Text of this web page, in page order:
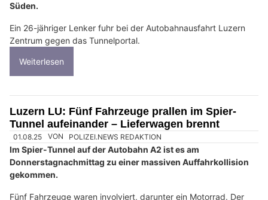
Süden.
Ein 26-jähriger Lenker fuhr bei der Autobahnausfahrt Luzern
Zentrum gegen das Tunnelportal.
Weiterlesen
Luzern LU: Fünf Fahrzeuge prallen im Spier-
Tunnel aufeinander – Lieferwagen brennt
01.08.25 VON POLIZEI.NEWS REDAKTION
Im Spier-Tunnel auf der Autobahn A2 ist es am
Donnerstagnachmittag zu einer massiven Auffahrkollision
gekommen.
Fünf Fahrzeuge waren involviert, darunter ein Motorrad. Der